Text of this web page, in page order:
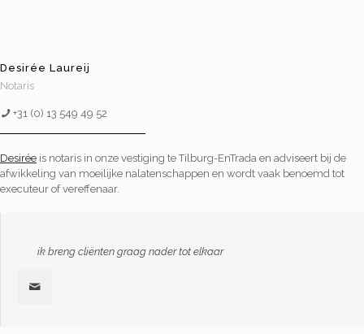
Desirée Laureij
Notaris
+31 (0) 13 549 49 52
Desirée is notaris in onze vestiging te Tilburg-EnTrada en adviseert bij de
afwikkeling van moeilijke nalatenschappen en wordt vaak benoemd tot
executeur of vereffenaar.
ik breng cliënten graag nader tot elkaar